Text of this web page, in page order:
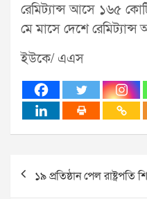
রেমিট্যান্স আসে ১৬৫
মে মাসে দেশে
ইউকে/ এএস
Post
navigation
১৯ প্রতিষ্ঠান পেল রাষ্ট্রপতি